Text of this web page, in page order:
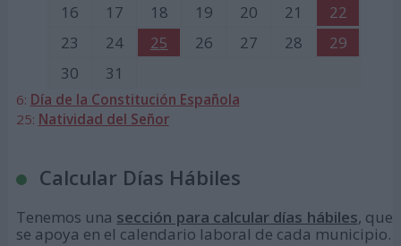
16
17 18 19 20 21
22
23
24 25 26 27 28
29
30
31
6: Día de la Constitución Española
25: Natividad del Señor
Calcular Días Hábiles
Tenemos una sección para calcular días hábiles, que
se apoya en el calendario laboral de cada municipio.